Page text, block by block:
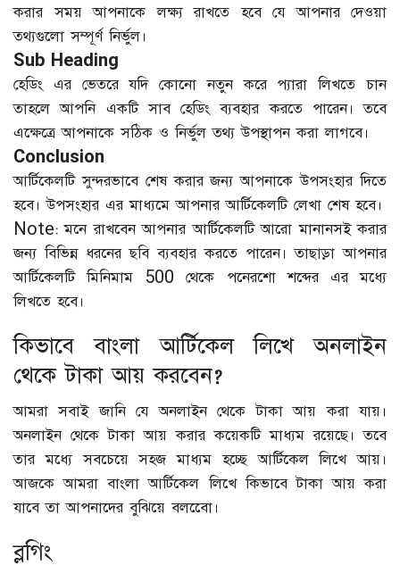
করার সময় আপনাকে লক্ষ্য রাখতে হবে যে আপনার দেওয়া
তথ্যগুলো সম্পূর্ণ নির্ভুল।
Sub Heading
হেডিং এর ভেতরে যদি কোনো নতুন করে প্যারা লিখতে চান
তাহলে আপনি একটি সাব হেডিং ব্যবহার করতে পারেন। তবে
এক্ষেত্রে আপনাকে সঠিক ও নির্ভুল তথ্য উপস্থাপন করা লাগবে।
Conclusion
আর্টিকেলটি সুন্দরভাবে শেষ করার জন্য আপনাকে উপসংহার দিতে
হবে। উপসংহার এর মাধ্যমে আপনার আর্টিকেলটি লেখা শেষ হবে।
Note: মনে রাখবেন আপনার আর্টিকেলটি আরো মানানসই করার
জন্য বিভিন্ন ধরনের ছবি ব্যবহার করতে পারেন। তাছাড়া আপনার
আর্টিকেলটি মিনিমাম 500 থেকে পনেরশো শব্দের এর মধ্যে
লিখতে হবে।
কিভাবে বাংলা আর্টিকেল লিখে অনলাইন
থেকে টাকা আয় করবেন?
আমরা সবাই জানি যে অনলাইন থেকে টাকা আয় করা যায়।
অনলাইন থেকে টাকা আয় করার কয়েকটি মাধ্যম রয়েছে। তবে
তার মধ্যে সবচেয়ে সহজ মাধ্যম হচ্ছে আর্টিকেল লিখে আয়।
আজকে আমরা বাংলা আর্টিকেল লিখে কিভাবে টাকা আয় করা
যাবে তা আপনাদের বুঝিয়ে বলবোে।
ব্লগিং